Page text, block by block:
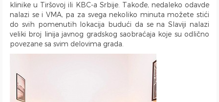
klinike u Tiršovoj ili KBC-a Srbije. Takođe, nedaleko odavde
nalazi se i VMA, pa za svega nekoliko minuta možete stići
do svih pomenutih lokacija budući da se na Slaviji nalazi
veliki broj linija javnog gradskog saobraćaja koje su odlično
povezane sa svim delovima grada.